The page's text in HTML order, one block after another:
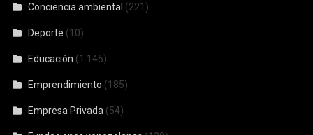
Conciencia ambiental (221)
Deporte (10)
Educación (1.145)
Emprendimiento (185)
Empresa Privada (54)